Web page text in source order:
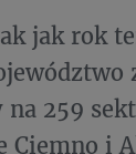
jak rok
259
Ciemno i